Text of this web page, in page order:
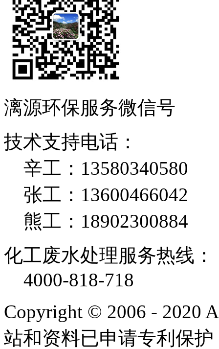
漓源环保服务微信号
技术支持电话：
辛工：13580340580
张工：13600466042
熊工：18902300884
化工废水处理服务热线：
4000-818-718
Copyright © 2006 - 2020
站和资料已申请专利保